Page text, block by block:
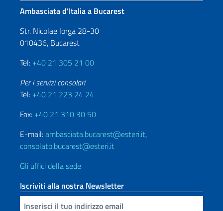
Ambasciata d’Italia a Bucarest
Str. Nicolae Iorga 28-30
010436, Bucarest
Tel: +40 21 305 21 00
Per i servizi consolari
Tel: +40 21 223 24 24
Fax: +40 21 310 30 50
E-mail:ambasciata.bucarest@esteri.it,
consolato.bucarest@esteri.it
Gli uffici della sede
Iscriviti alla nostra Newsletter
Inserisci la tua email